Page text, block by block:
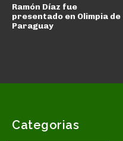
Ramón Díaz fue
presentado en Olimpia de
Paraguay
Categorias